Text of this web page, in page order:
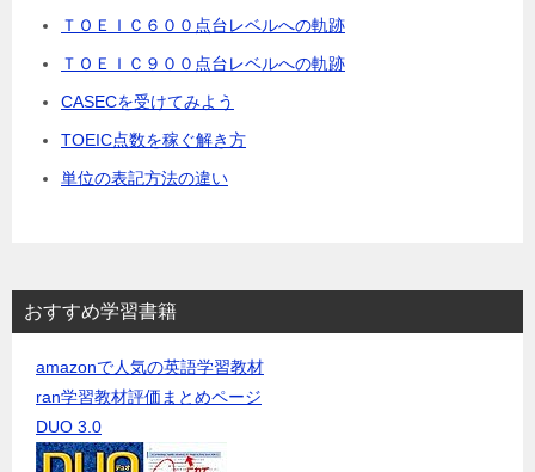
ＴＯＥＩＣ６００点台レベルへの軌跡
ＴＯＥＩＣ９００点台レベルへの軌跡
CASECを受けてみよう
TOEIC点数を稼ぐ解き方
単位の表記方法の違い
おすすめ学習書籍
amazonで人気の英語学習教材
ran学習教材評価まとめページ
DUO 3.0